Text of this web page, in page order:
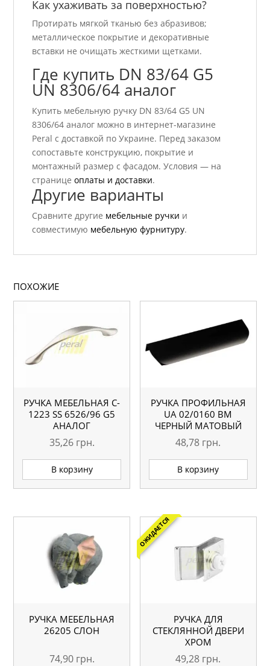
Как ухаживать за поверхностью?
Протирать мягкой тканью без абразивов;
металлическое покрытие и декоративные
вставки не очищать жесткими щетками.
Где купить DN 83/64 G5
UN 8306/64 аналог
Купить мебельную ручку DN 83/64 G5 UN
8306/64 аналог можно в интернет-магазине
Peral с доставкой по Украине. Перед заказом
сопоставьте конструкцию, покрытие и
монтажный размер с фасадом. Условия — на
страницеоплаты и доставки.
Другие варианты
Сравните другие мебельные ручки и
совместимую мебельную фурнитуру.
ПОХОЖИЕ
РУЧКА МЕБЕЛЬНАЯ C-
1223 SS 6526/96 G5
АНАЛОГ
35,26 грн.
В корзину
РУЧКА ПРОФИЛЬНАЯ
UA 02/0160 BM
ЧЕРНЫЙ МАТОВЫЙ
48,78 грн.
В корзину
РУЧКА МЕБЕЛЬНАЯ
26205 СЛОН
74,90 грн.
ОЖИДАЕТСЯ
РУЧКА ДЛЯ
СТЕКЛЯННОЙ ДВЕРИ
ХРОМ
49,28 грн.